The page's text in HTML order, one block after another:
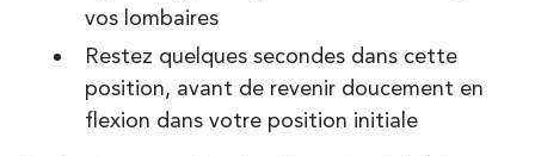
vos lombaires
Restez quelques secondes dans cette
position, avant de revenir doucement en
flexion dans votre position initiale